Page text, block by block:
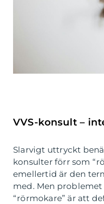
VVS-konsult –
Slarvigt uttryckt
konsulter förr som
emellertid är den
med. Men
“rörmokare” är att